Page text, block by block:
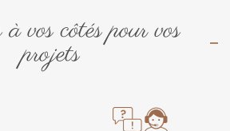
vos côtés pour vos
projets